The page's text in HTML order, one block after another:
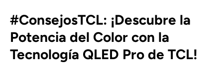
#ConsejosTCL: ¡Descubre la
Potencia del Color con la
Tecnología QLED Pro de TCL!